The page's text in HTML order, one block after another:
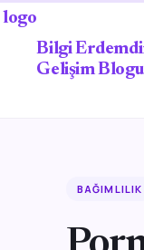
Bilgi
Gelişim Blogu
BAĞIMLILIK